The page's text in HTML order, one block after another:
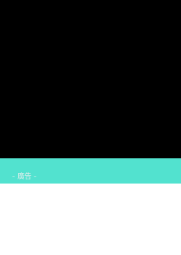
- 廣告 -